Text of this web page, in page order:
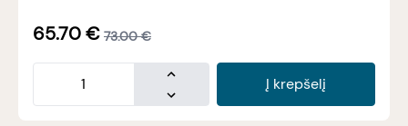
65.70€ 73.00 €
Į krepšelį